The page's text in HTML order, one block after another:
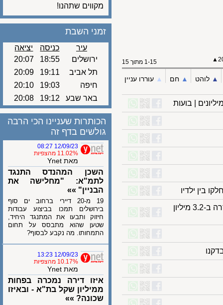
מקווים שתהנו!
1-15 מתוך 15
לוהט ▲︎ חם ▲︎ עוררו עניין
מעריצת הסדרה משפחת בריידי רכשה את הבית המיתולוגי מהסדרה ב-3.2 מיליון
זמני השבת
עיר כניסה
יציאה
ירושלים
18:55
20:07
תל אביב
19:11
20:09
חיפה
19:03
20:10
באר שבע
19:12
20:08
הכותרות שעניינו הכי הרבה
גולשים בדף זה
12/09/23 08:27
11.02% מהצפיות
מאת Ynet
השכן המהנדס התנגד
לתמ"א: "מחלישה את
הבניין" »»
19 מ-20 דיירי ברחוב ים סוף
בירושלים תמכו בביצוע עבודות
חיזוק ותבעו את המתנגד היחיד,
שטען שהוא מתבסס על תחום
התמחותו. מה נקבע לבסוף?
12/09/23 13:23
10.17% מהצפיות
מאת Ynet
איזו דירה נמכרה בפחות
ממיליון שקל בת"א - ובאיזו
שכונה? »»